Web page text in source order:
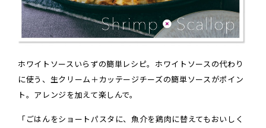
ホワイトソースいらずの簡単レシピ。ホワイトソースの代わり
に使う、生クリーム＋カッテージチーズの簡単ソースがポイン
ト。アレンジを加えて楽しんで。
「ごはんをショートパスタに、魚介を鶏肉に替えてもおいしく